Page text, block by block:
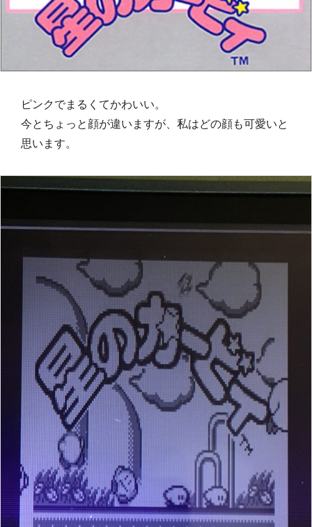
ピンクでまるくてかわいい。
今とちょっと顔が違いますが、私はどの顔も可愛いと
思います。